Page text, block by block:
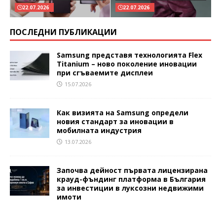
22.07.2026 22.07.2026
ПОСЛЕДНИ ПУБЛИКАЦИИ
Samsung представя технологията Flex
Titanium – ново поколение иновации
при сгъваемите дисплеи
15.07.2026
Как визията на Samsung определи
новия стандарт за иновации в
мобилната индустрия
13.07.2026
Започва дейност първата лицензирана
крауд-фъндинг платформа в България
за инвестиции в луксозни недвижими
имоти